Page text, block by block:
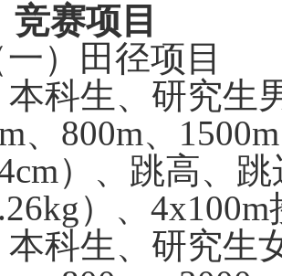
竞赛项目
一）田径项目
本科生、研究生
、 800m、 1500m
）、跳高、
）、 4x100m
本科生、研究生